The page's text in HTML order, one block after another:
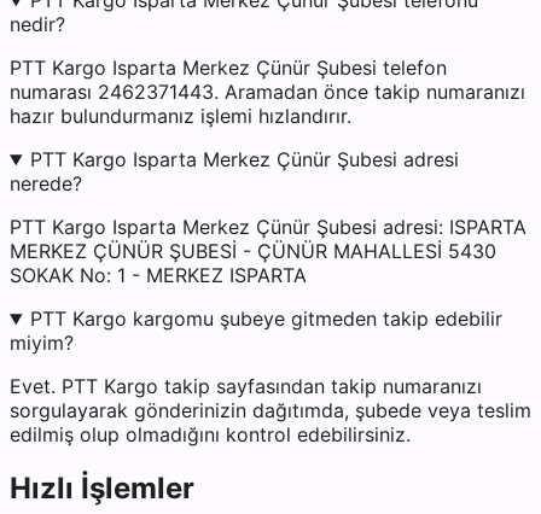
nedir?
PTT Kargo Isparta Merkez Çünür Şubesi telefon
numarası 2462371443. Aramadan önce takip numaranızı
hazır bulundurmanız işlemi hızlandırır.
PTT Kargo Isparta Merkez Çünür Şubesi adresi
nerede?
PTT Kargo Isparta Merkez Çünür Şubesi adresi: ISPARTA
MERKEZ ÇÜNÜR ŞUBESİ - ÇÜNÜR MAHALLESİ 5430
SOKAK No: 1 - MERKEZ ISPARTA
PTT Kargo kargomu şubeye gitmeden takip edebilir
miyim?
Evet. PTT Kargo takip sayfasından takip numaranızı
sorgulayarak gönderinizin dağıtımda, şubede veya teslim
edilmiş olup olmadığını kontrol edebilirsiniz.
Hızlı İşlemler